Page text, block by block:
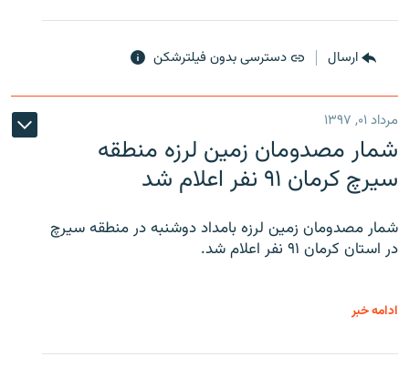
ارسال دسترسی بدون فیلترشکن
مرداد ۰۱, ۱۳۹۷
شمار مصدومان زمین لرزه منطقه
سیرچ کرمان ۹۱ نفر اعلام شد
شمار مصدومان زمین لرزه بامداد دوشنبه در منطقه سیرچ
در استان کرمان ۹۱ نفر اعلام شد.
ادامه خبر